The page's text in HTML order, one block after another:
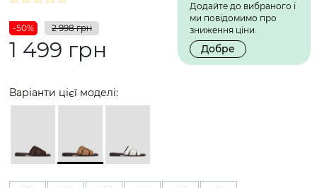
Додайте до вибраного і
ми повідомимо про
зниження ціни.
Добре
-50% 2 998 грн
1 499 грн
Варіанти цієї моделі: